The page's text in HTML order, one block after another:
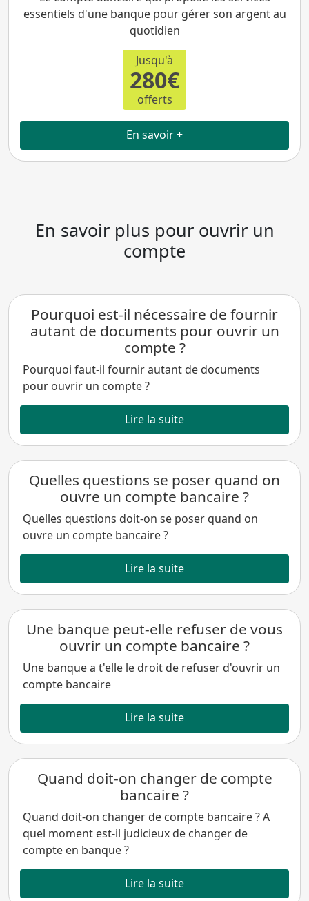
essentiels d'une banque pour gérer son argent au
quotidien
Jusqu'à
280€
offerts
En savoir +
En savoir plus pour ouvrir un
compte
Pourquoi est-il nécessaire de fournir
autant de documents pour ouvrir un
compte ?
Pourquoi faut-il fournir autant de documents
pour ouvrir un compte ?
Lire la suite
Quelles questions se poser quand on
ouvre un compte bancaire ?
Quelles questions doit-on se poser quand on
ouvre un compte bancaire ?
Lire la suite
Une banque peut-elle refuser de vous
ouvrir un compte bancaire ?
Une banque a t'elle le droit de refuser d'ouvrir un
compte bancaire
Lire la suite
Quand doit-on changer de compte
bancaire ?
Quand doit-on changer de compte bancaire ? A
quel moment est-il judicieux de changer de
compte en banque ?
Lire la suite